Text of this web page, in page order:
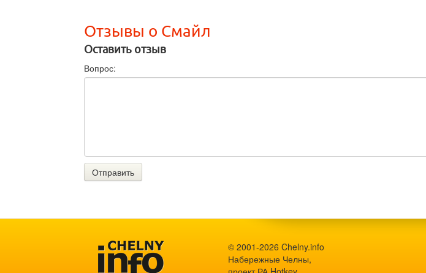
Отзывы о Смайл
Оставить отзыв
Вопрос:
Отправить
© 2001-2026 Chelny.info
Набережные Челны,